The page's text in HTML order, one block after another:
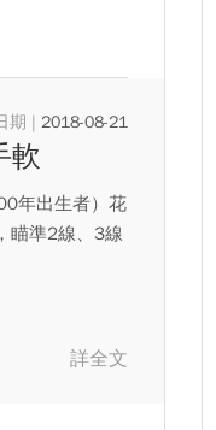
2018-08-21
軟
年出生者）花
瞄準2線、3線
詳全文